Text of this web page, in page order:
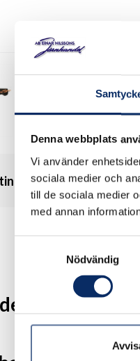
Denna webbplats
Vi använder
sociala medier och
till de sociala medier
med annan
Nödvändig
produkter